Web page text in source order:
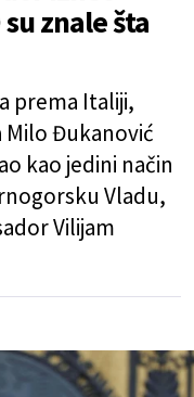
znale šta
prema Italiji,
Milo Đukanović
kao jedini način
Vladu,
Vilijam